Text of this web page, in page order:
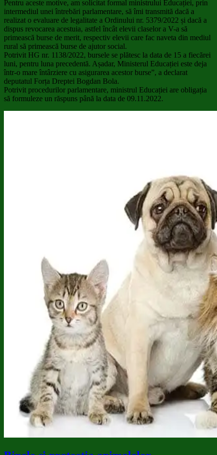
Pentru aceste motive, am solicitat formal ministrului Educației, prin
intermediul unei întrebări parlamentare, să îmi transmită dacă a
realizat o evaluare de legalitate a Ordinului nr. 5379/2022 și dacă a
dispus revocarea acestuia, astfel încât elevii claselor a V-a să
primească burse de merit, respectiv elevii care fac naveta din mediul
rural să primească burse de ajutor social.
Potrivit HG nr. 1138/2022, bursele se plătesc la data de 15 a fiecărei
luni, pentru luna precedentă. Așadar, Ministerul Educației este deja
într-o mare întârziere cu asigurarea acestor burse”, a declarat
deputatul Forța Dreptei Bogdan Bola.
Potrivit procedurilor parlamentare, ministrul Educației are obligația
să formuleze un răspuns până la data de 09.11.2022.